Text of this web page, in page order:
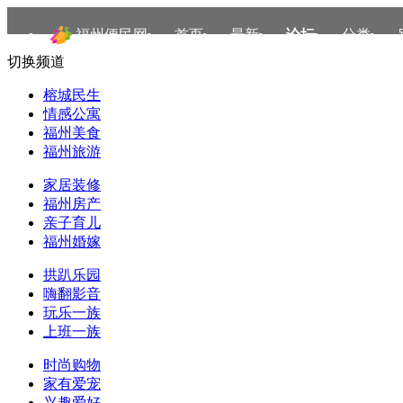
福州便民网 首页 最新 论坛 分类
切换频道
榕城民生
情感公寓
福州美食
福州旅游
家居装修
福州房产
亲子育儿
福州婚嫁
拱趴乐园
嗨翻影音
玩乐一族
上班一族
时尚购物
家有爱宠